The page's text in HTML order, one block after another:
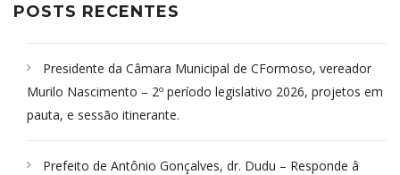
POSTS RECENTES
Presidente da Câmara Municipal de CFormoso, vereador
Murilo Nascimento – 2º período legislativo 2026, projetos em
pauta, e sessão itinerante.
Prefeito de Antônio Gonçalves, dr. Dudu – Responde â